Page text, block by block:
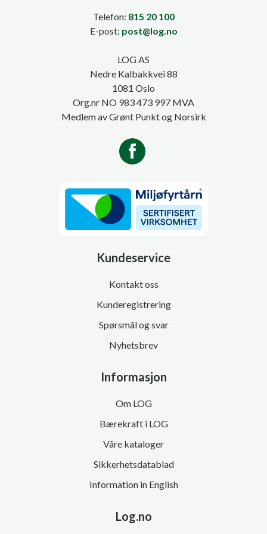
Telefon: 815 20 100
E-post: post@log.no
LOG AS
Nedre Kalbakkvei 88
1081 Oslo
Org.nr NO 983 473 997 MVA
Medlem av Grønt Punkt og Norsirk
Kundeservice
Kontakt oss
Kunderegistrering
Spørsmål og svar
Nyhetsbrev
Informasjon
Om LOG
Bærekraft i LOG
Våre kataloger
Sikkerhetsdatablad
Information in English
Log.no